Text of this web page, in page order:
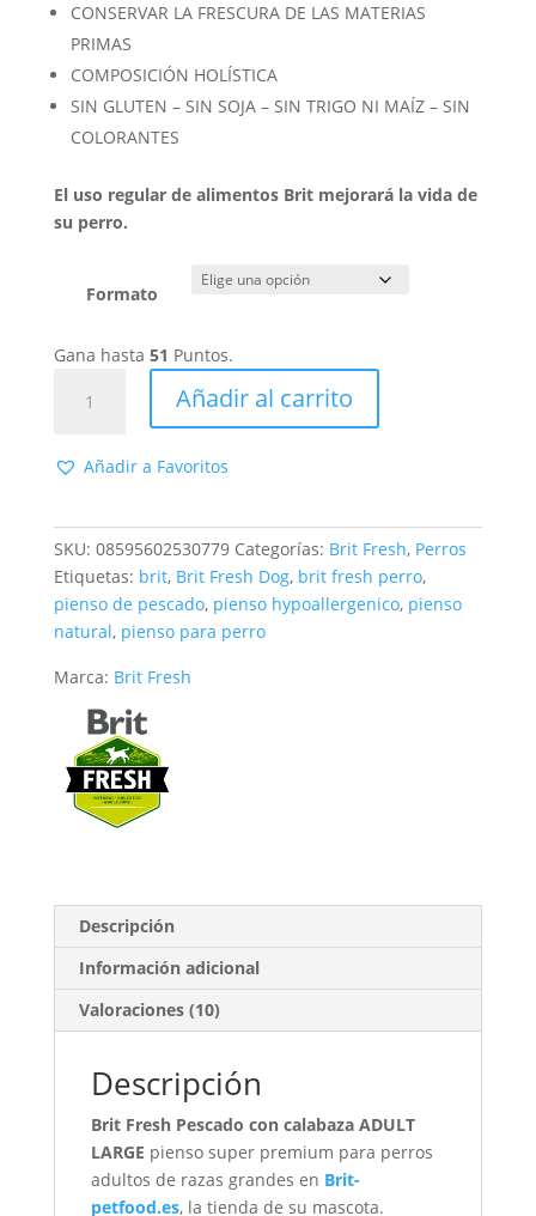
CONSERVAR LA FRESCURA DE LAS MATERIAS
PRIMAS
COMPOSICIÓN HOLÍSTICA
SIN GLUTEN – SIN SOJA – SIN TRIGO NI MAÍZ – SIN
COLORANTES
El uso regular de alimentos Brit mejorará la vida de
su perro.
Formato
Gana hasta 51 Puntos.
Fresh
con
LARGE
cantidad
Añadir al carrito
Añadir a Favoritos
SKU: 08595602530779 Categorías: Brit Fresh, Perros
Etiquetas: brit, Brit Fresh Dog, brit fresh perro,
pienso de pescado, pienso hypoallergenico, pienso
natural, pienso para perro
Marca: Brit Fresh
Descripción
Información adicional
Valoraciones (10)
Descripción
Brit Fresh Pescado con calabaza ADULT
LARGE pienso super premium para perros
adultos de razas grandes en Brit-
petfood.es, la tienda de su mascota.